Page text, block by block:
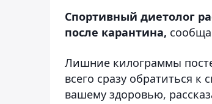
Спортивный диетолог
после карантина,
Лишние килограммы
всего сразу обратиться
вашему здоровью,